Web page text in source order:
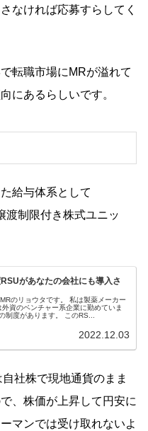
なければ応募すらしてく
転職市場にMRが溢れて
にあるらしいです。
給与体系として
渡制限付き株式ユニッ
があなたの会社にも導入さ
資のベンチャー系企業に勤めていま
すが、会社にRSUの制度があります。 このRS...
2022.12.03
社株で現地通貨のまま
、株価が上昇して円安に
マンでは受け取れないよ